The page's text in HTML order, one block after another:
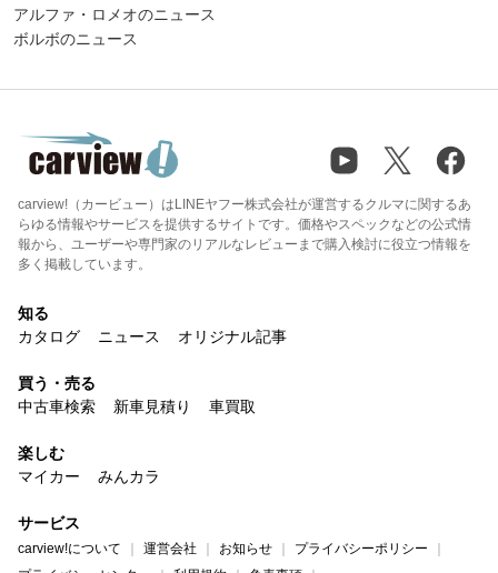
アルファ・ロメオのニュース
ボルボのニュース
carview!（カービュー）はLINEヤフー株式会社が運営するクルマに関するあ
らゆる情報やサービスを提供するサイトです。価格やスペックなどの公式情
報から、ユーザーや専門家のリアルなレビューまで購入検討に役立つ情報を
多く掲載しています。
知る
カタログ
ニュース オリジナル記事
買う・売る
中古車検索
新車見積り 車買取
楽しむ
マイカー
みんカラ
サービス
carview!について 運営会社 お知らせ
プライバシーポリシー